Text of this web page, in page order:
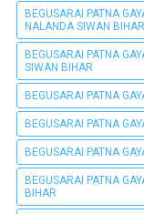
BEGUSARAI PATNA
NALANDA SIWAN BIHAR
BEGUSARAI PATNA
SIWAN BIHAR
BEGUSARAI PATNA
BEGUSARAI PATNA
BEGUSARAI PATNA
BEGUSARAI PATNA
BIHAR